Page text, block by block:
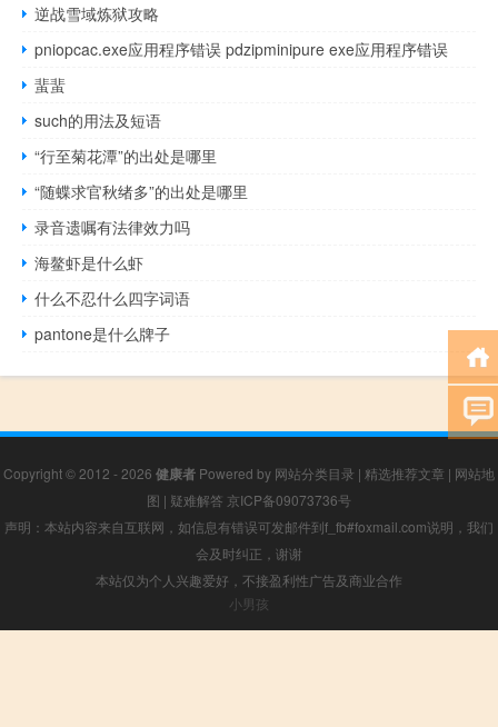
逆战雪域炼狱攻略
pniopcac.exe应用程序错误 pdzipminipure exe应用程序错误
蜚蜚
such的用法及短语
“行至菊花潭”的出处是哪里
“随蝶求官秋绪多”的出处是哪里
录音遗嘱有法律效力吗
海鳌虾是什么虾
什么不忍什么四字词语
pantone是什么牌子
Copyright © 2012 - 2026 健康者 Powered by 网站分类目录 | 精选推荐文章 | 网站地
图 | 疑难解答 京ICP备09073736号
声明：本站内容来自互联网，如信息有错误可发邮件到f_fb#foxmail.com说明，我们
会及时纠正，谢谢
本站仅为个人兴趣爱好，不接盈利性广告及商业合作
小男孩